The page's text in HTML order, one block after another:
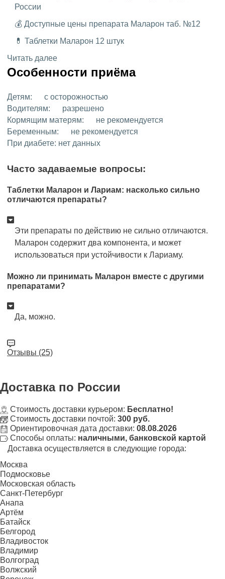
России
💰 Доступные цены препарата Маларон таб. №12
💊 Таблетки Маларон 12 штук
Читать далее
Особенности приёма
Детям:
с осторожностью
Водителям:
разрешено
Кормящим матерям:
не рекомендуется
Беременным:
не рекомендуется
При диабете: нет данных
Часто задаваемые вопросы:
Таблетки Маларон и Лариам: насколько сильно
отличаются препараты?
Эти препараты по действию не сильно отличаются.
Маларон содержит два компонента, и может
использоваться при устойчивости к Лариаму.
Можно ли принимать Маларон вместе с другими
препаратами?
Да, можно.
Отзывы (25)
Доставка по России
Стоимость доставки курьером: Бесплатно!
Стоимость доставки почтой: 300 руб.
Ориентировочная дата доставки: 08.08.2026
Способы оплаты: наличными, банковской картой
Доставка осуществляется в следующие города:
Москва
Подмосковье
Московская область
Санкт-Петербург
Анапа
Артём
Батайск
Белгород
Владивосток
Владимир
Волгоград
Волжский